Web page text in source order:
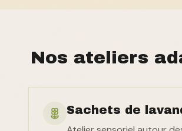
Nos ateliers
Sachets de